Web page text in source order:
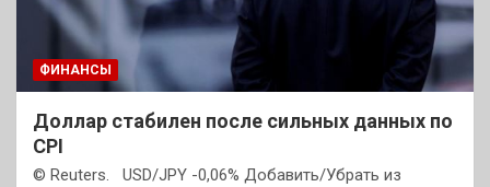
ФИНАНСЫ
Доллар стабилен после сильных данных по
CPI
© Reuters. USD/JPY -0,06% Добавить/Убрать из